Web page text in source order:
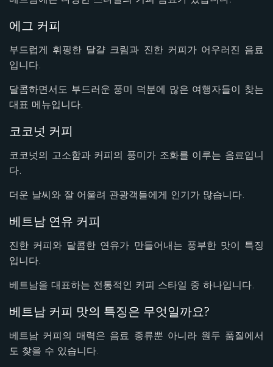
에그 커피
부드럽게 휘핑한 달걀 크림과 진한 커피가 어우러진 음료
입니다.
달콤하면서도 부드러운 풍미 덕분에 많은 여행자들이 찾는
대표 메뉴입니다.
코코넛 커피
코코넛의 고소함과 커피의 풍미가 조화를 이루는 음료입니
다.
더운 날씨와 잘 어울려 관광객들에게 인기가 많습니다.
베트남 연유 커피
진한 커피와 달콤한 연유가 만들어내는 풍부한 맛이 특징
입니다.
베트남을 대표하는 전통적인 커피 스타일 중 하나입니다.
베트남 커피 맛의 특징은 무엇일까요?
베트남 커피의 매력은 음료 종류뿐 아니라 원두 품질에서
도 찾을 수 있습니다.